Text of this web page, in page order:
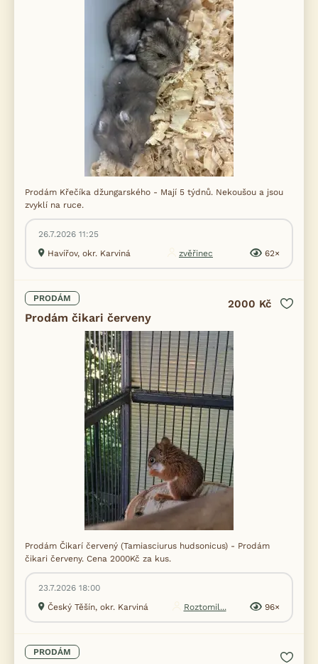
Prodám Křečíka džungarského - Mají 5 týdnů. Nekoušou a jsou
zvyklí na ruce.
26.7.2026 11:25
Havířov, okr. Karviná
zvěřinec 62×
PRODÁM
Prodám čikari červeny
2000 Kč
Prodám Čikarí červený (Tamiasciurus hudsonicus) - Prodám
čikari červeny. Cena 2000Kč za kus.
23.7.2026 18:00
Český Těšín, okr. Karviná
Roztomil... 96×
PRODÁM